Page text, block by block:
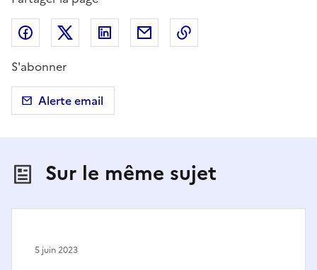
Partager sur Facebook
Partager sur X (anciennement Twitter)
Partager sur LinkedIn
Partager par email
S'abonner
Alerte email
Sur le même sujet
5 juin 2023